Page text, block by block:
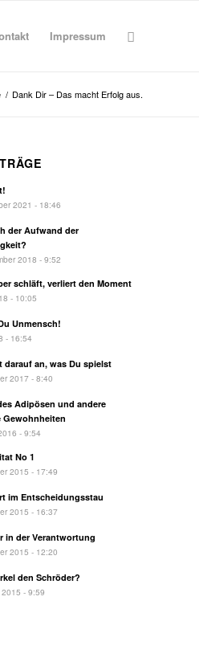
Impressum
/ Dank Dir – Das macht Erfolg aus.
2021 - 18:46
der Aufwand der
2018 - 9:52
schläft, verliert den Moment
- 10:05
Unmensch!
- 16:54
darauf an, was Du spielst
2017 - 8:40
Adipösen und andere
Gewohnheiten
- 9:54
No 1
2015 - 17:49
im Entscheidungsstau
2015 - 16:37
in der Verantwortung
2015 - 12:20
den Schröder?
- 9:59